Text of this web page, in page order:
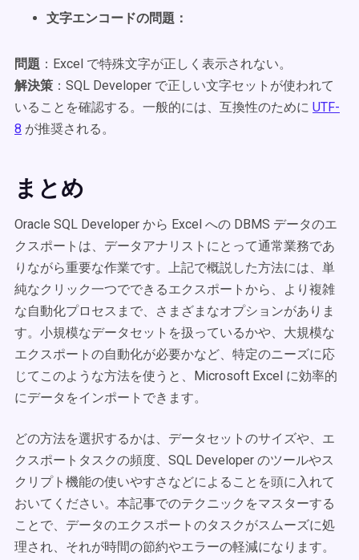
文字エンコードの問題：
問題 ：Excel で特殊文字が正しく表示されない。
解決策 ：SQL Developer で正しい文字セットが使われて
いることを確認する。一般的には、互換性のために UTF-
8 が推奨される。
まとめ
Oracle SQL Developer から Excel への DBMS データのエ
クスポートは、データアナリストにとって通常業務であ
りながら重要な作業です。上記で概説した方法には、単
純なクリック一つでできるエクスポートから、より複雑
な自動化プロセスまで、さまざまなオプションがありま
す。小規模なデータセットを扱っているかや、大規模な
エクスポートの自動化が必要かなど、特定のニーズに応
じてこのような方法を使うと、Microsoft Excel に効率的
にデータをインポートできます。
どの方法を選択するかは、データセットのサイズや、エ
クスポートタスクの頻度、SQL Developer のツールやス
クリプト機能の使いやすさなどによることを頭に入れて
おいてください。本記事でのテクニックをマスターする
ことで、データのエクスポートのタスクがスムーズに処
理され、それが時間の節約やエラーの軽減になります。